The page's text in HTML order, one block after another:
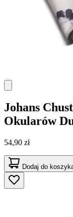
Johans
Okularów
54,90 zł
Dodaj do